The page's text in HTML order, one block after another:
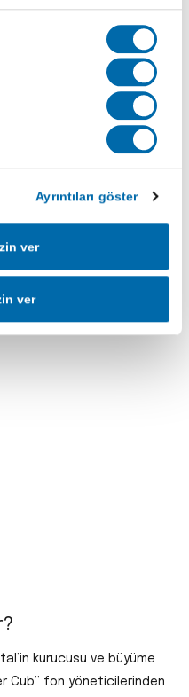
Ayrıntıları göster
ver
ver
kurucusu ve modern değer
biridir. Temkinli ve risk
of Safety” kitabıyla
Ekledikleri
sağlık ve
kurucusu ve büyüme
Cub” fon yöneticilerinden